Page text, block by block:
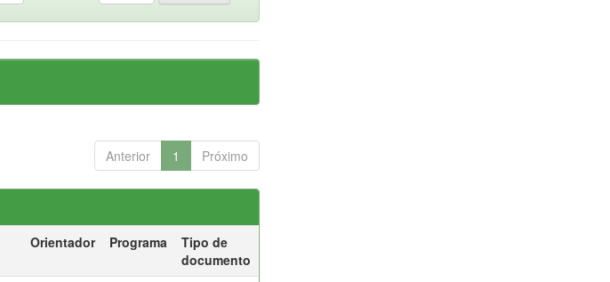
Anterior 1 Próximo
Orientador Programa
Tipo de
documento